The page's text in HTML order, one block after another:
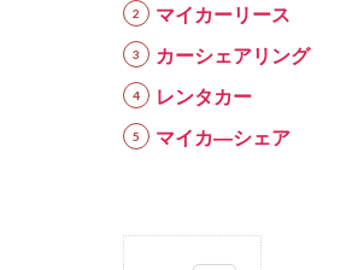
マイカーリース
カーシェアリング
レンタカー
マイカ―シェア